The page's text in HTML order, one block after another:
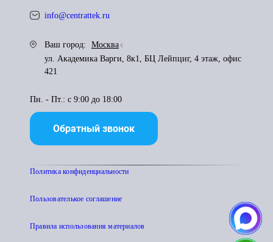
info@centrattek.ru
Ваш город:
Москва
ул. Академика Варги, 8к1, БЦ Лейпциг, 4 этаж, офис
421
Пн. - Пт.: с 9:00 до 18:00
Обратный звонок
Политика конфиденциальности
Пользователькое соглашение
Правила использования материалов